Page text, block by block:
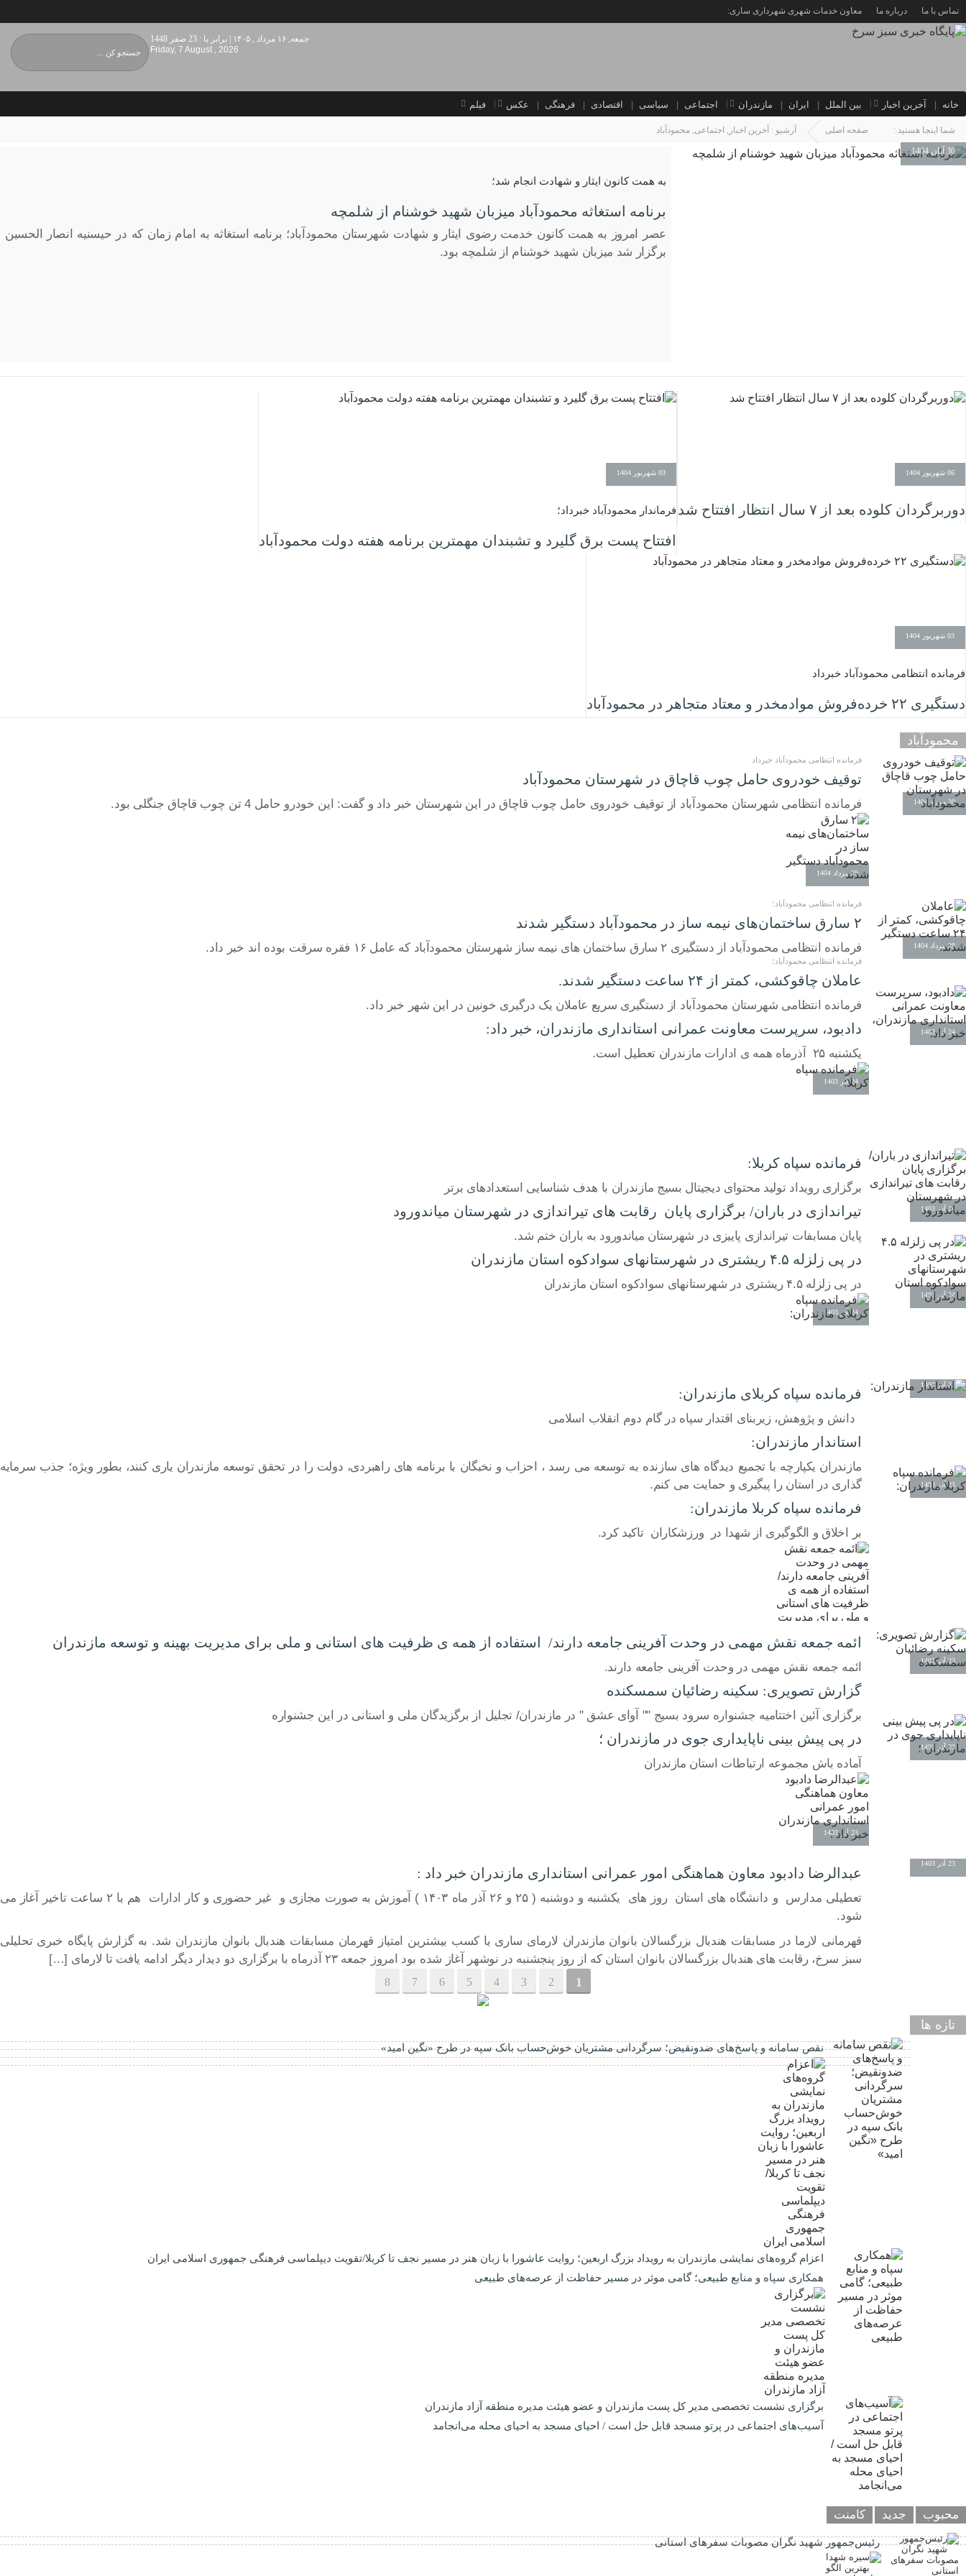
تماس با ما درباره ما معاون خدمات شهری شهرداری ساری:
جمعه, ۱۶ مرداد , ۱۴۰۵ | برابر با : 23 صفر 1448
Friday, 7 August , 2026
خانه آخرین اخبار بین الملل ایران مازندران اجتماعی سیاسی اقتصادی فرهنگی عکس فیلم
شما اینجا هستید : صفحه اصلی آرشیو : آخرین اخبار , اجتماعی, محمودآباد
30 آبان 1404
به همت کانون ایثار و شهادت انجام شد؛
برنامه استغاثه محمودآباد میزبان شهید خوشنام از شلمچه
عصر امروز به همت کانون خدمت رضوی ایثار و شهادت شهرستان محمودآباد؛ برنامه استغاثه به امام زمان که در حیسنیه انصار الحسین
برگزار شد میزبان شهید خوشنام از شلمچه بود.
06 شهریور 1404
دوربرگردان کلوده بعد از ۷ سال انتظار افتتاح شد
03 شهریور 1404
فرماندار محمودآباد خبرداد؛
افتتاح پست برق گلیرد و تشبندان مهمترین برنامه هفته دولت محمودآباد
03 شهریور 1404
فرمانده انتظامی محمودآباد خبرداد
دستگیری ۲۲ خرده‌فروش موادمخدر و معتاد متجاهر در محمودآباد
محمودآباد
30 مرداد 1404
فرمانده انتظامی محمودآباد خبرداد
توقیف خودروی حامل چوب قاچاق در شهرستان محمودآباد
فرمانده انتظامی شهرستان محمودآباد از توقیف خودروی حامل چوب قاچاق در این شهرستان خبر داد و گفت: این خودرو حامل 4 تن چوب قاچاق جنگلی بود.
29 مرداد 1404
فرمانده انتظامی محمودآباد؛
۲ سارق ساختمان‌های نیمه ساز در محمودآباد دستگیر شدند
فرمانده انتظامی محمودآباد از دستگیری ۲ سارق ساختمان های نیمه ساز شهرستان محمودآباد که عامل ۱۶ فقره سرقت بوده اند خبر داد. 28 مرداد 1404
فرمانده انتظامی محمودآباد؛
عاملان چاقوکشی، کمتر از ۲۴ ساعت دستگیر شدند.
فرمانده انتظامی شهرستان محمودآباد از دستگیری سریع عاملان یک درگیری خونین در این شهر خبر داد.
24 آذر 1403 دادبود، سرپرست معاونت عمرانی استانداری مازندران، خبر داد:
یکشنبه ۲۵ آذرماه همه ی ادارات مازندران تعطیل است.
24 آذر 1403
فرمانده سپاه کربلا:
برگزاری رویداد تولید محتوای دیجیتال بسیج مازندران با هدف شناسایی استعدادهای برتر
24 آذر 1403 تیراندازی در باران/ برگزاری پایان رقابت های تیراندازی در شهرستان میاندورود
پایان مسابفات تیراندازی پاییزی در شهرستان میاندورود به باران ختم شد.
24 آذر 1403
در پی زلزله ۴.۵ ریشتری در شهرستانهای سوادکوه استان مازندران
در پی زلزله ۴.۵ ریشتری در شهرستانهای سوادکوه استان مازندران
24 آذر 1403
فرمانده سپاه کربلای مازندران:
دانش و پژوهش، زیربنای اقتدار سپاه در گام دوم انقلاب اسلامی
23 آذر 1403
استاندار مازندران:
مازندران یکپارچه با تجمیع دیدگاه های سازنده به توسعه می رسد ، احزاب و نخبگان با برنامه های راهبردی، دولت را در تحقق توسعه مازندران یاری کنند، بطور ویژه؛ جذب سرمایه
گذاری در استان را پیگیری و حمایت می کنم.
23 آذر 1403
فرمانده سپاه کربلا مازندران:
بر اخلاق و الگوگیری از شهدا در ورزشکاران تاکید کرد.
23 آذر 1403ائمه جمعه نقش مهمی در وحدت آفرینی جامعه دارند/ استفاده از همه ی ظرفیت های استانی و ملی برای مدیریت بهینه و توسعه مازندران
ائمه جمعه نقش مهمی در وحدت آفرینی جامعه دارند. 23 آذر 1403
گزارش تصویری: سکینه رضائیان سمسکنده
برگزاری آئین اختتامیه جشنواره سرود بسیج "" آوای عشق " در مازندران/ تجلیل از برگزیدگان ملی و استانی در این جشنواره
23 آذر 1403
در پی پیش بینی ناپایداری جوی در مازندران ؛
آماده باش مجموعه ارتباطات استان مازندران
23 آذر 1403
عبدالرضا دادبود معاون هماهنگی امور عمرانی استانداری مازندران خبر داد :
تعطیلی مدارس و دانشگاه های استان روز های یکشنبه و دوشنبه ( ۲۵ و ۲۶ آذر ماه ۱۴۰۳ ) آموزش به صورت مجازی و غیر حضوری و کار ادارات هم با ۲ ساعت تاخیر آغاز می
شود.
23 آذر 1403
قهرمانی لارما در مسابقات هندبال بزرگسالان بانوان مازندران لارمای ساری با کسب بیشترین امتیاز قهرمان مسابقات هندبال بانوان مازندران شد. به گزارش پایگاه خبری تحلیلی
سبز سرخ، رقابت های هندبال بزرگسالان بانوان استان که از روز پنجشنبه در نوشهر آغاز شده بود امروز جمعه ۲۳ آذرماه با برگزاری دو دیدار دیگر ادامه یافت تا لارمای […]
1
2
3
4
5
6
7
8
تازه ها
نقص سامانه و پاسخ‌های ضدونقیض؛ سرگردانی مشتریان خوش‌حساب بانک سپه در طرح «نگین امید»
اعزام گروه‌های نمایشی مازندران به رویداد بزرگ اربعین؛ روایت عاشورا با زبان هنر در مسیر نجف تا کربلا/تقویت دیپلماسی فرهنگی جمهوری اسلامی ایران
همکاری سپاه و منابع طبیعی؛ گامی موثر در مسیر حفاظت از عرصه‌های طبیعی
برگزاری نشست تخصصی مدیر کل پست مازندران و عضو هیئت مدیره منطقه آزاد مازندران
آسیب‌های اجتماعی در پرتو مسجد قابل حل است / احیای مسجد به احیای محله می‌انجامد
محبوب جدید کامنت
رئیس‌جمهور شهید نگران مصوبات سفرهای استانی